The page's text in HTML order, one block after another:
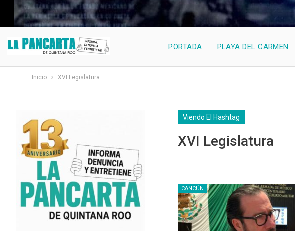
PORTADA PLAYA DEL CARMEN
Inicio XVI Legislatura
Viendo El Hashtag
XVI Legislatura
CANCÚN